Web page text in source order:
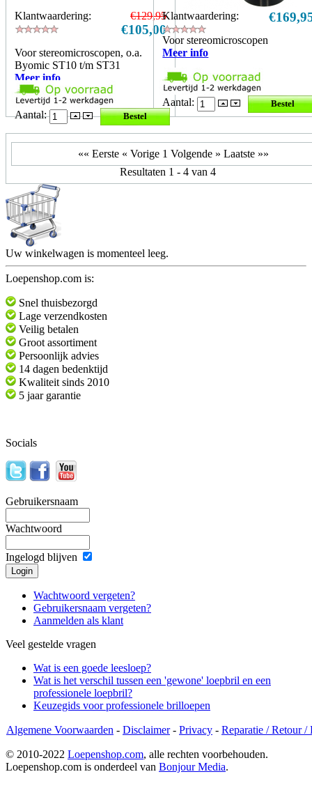
Klantwaardering: €129,95
€105,00
Voor stereomicroscopen, o.a.
Byomic ST10 t/m ST31
Meer info
Aantal:
Klantwaardering:
Voor stereomicroscopen
Meer info
Aantal:
«« Eerste « Vorige 1 Volgende » Laatste »»
Resultaten 1 - 4 van 4
Uw winkelwagen is momenteel leeg.
Loepenshop.com is:
Snel thuisbezorgd
Lage verzendkosten
Veilig betalen
Groot assortiment
Persoonlijk advies
14 dagen bedenktijd
Kwaliteit sinds 2010
5 jaar garantie
Socials
Gebruikersnaam
Wachtwoord
Ingelogd blijven
Wachtwoord vergeten?
Gebruikersnaam vergeten?
Aanmelden als klant
Veel gestelde vragen
Wat is een goede leesloep?
Wat is het verschil tussen een 'gewone' loepbril en een
professionele loepbril?
Keuzegids voor professionele brilloepen
Algemene Voorwaarden - Disclaimer- Privacy - Reparatie / Retour /
© 2010-2022 Loepenshop.com, alle rechten voorbehouden.
Loepenshop.com is onderdeel van Bonjour Media.